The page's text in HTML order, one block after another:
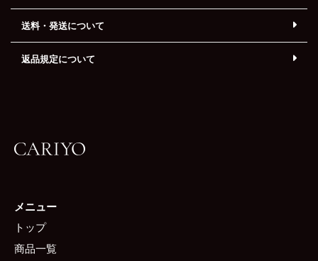
送料・発送について
返品規定について
メニュー
トップ
商品一覧